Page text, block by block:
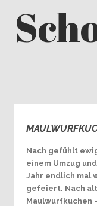
Nach gefühlt
einem Umzug
Jahr endlich mal
gefeiert. Nach
Maulwurfkuchen